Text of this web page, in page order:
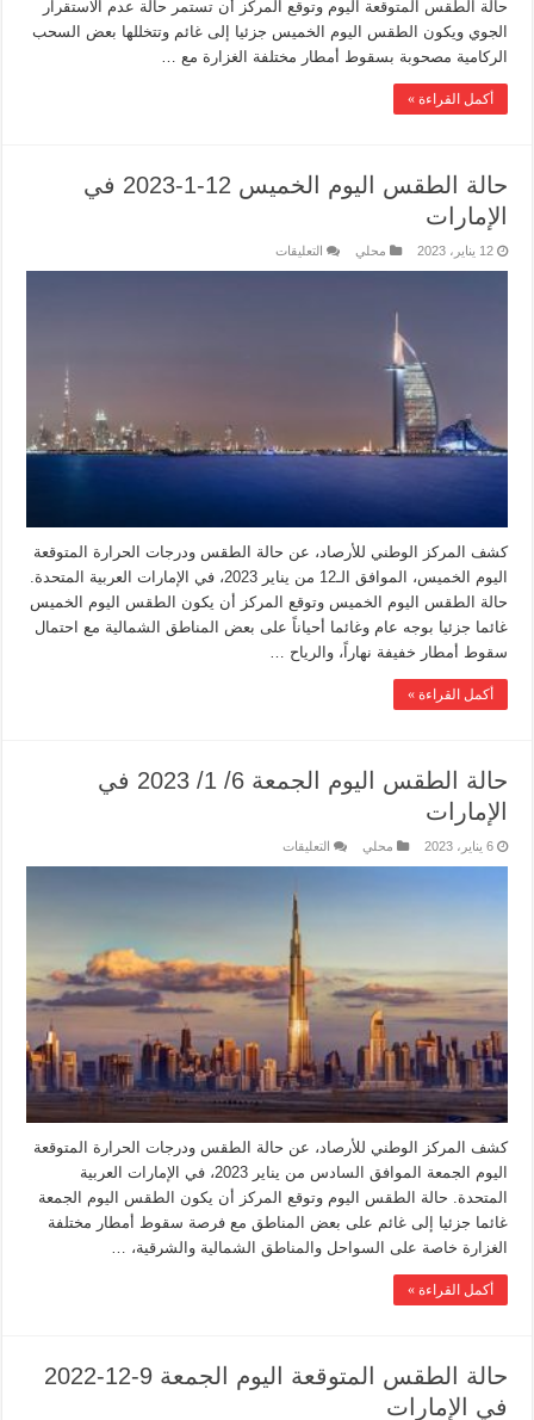
حالة الطقس المتوقعة اليوم وتوقع المركز أن تستمر حالة عدم الاستقرار
الجوي ويكون الطقس اليوم الخميس جزئيا إلى غائم وتتخللها بعض السحب
الركامية مصحوبة بسقوط أمطار مختلفة الغزارة مع …
أكمل القراءة »
حالة الطقس اليوم الخميس 12-1-2023 في
الإمارات
12 يناير، 2023 محلي التعليقات
كشف المركز الوطني للأرصاد، عن حالة الطقس ودرجات الحرارة المتوقعة
اليوم الخميس، الموافق الـ12 من يناير 2023، في الإمارات العربية المتحدة.
حالة الطقس اليوم الخميس وتوقع المركز أن يكون الطقس اليوم الخميس
غائما جزئيا بوجه عام وغائما أحياناً على بعض المناطق الشمالية مع احتمال
سقوط أمطار خفيفة نهاراً، والرياح …
أكمل القراءة »
حالة الطقس اليوم الجمعة 6/ 1/ 2023 في
الإمارات
6 يناير، 2023 محلي التعليقات
كشف المركز الوطني للأرصاد، عن حالة الطقس ودرجات الحرارة المتوقعة
اليوم الجمعة الموافق السادس من يناير 2023، في الإمارات العربية
المتحدة. حالة الطقس اليوم وتوقع المركز أن يكون الطقس اليوم الجمعة
غائما جزئيا إلى غائم على بعض المناطق مع فرصة سقوط أمطار مختلفة
الغزارة خاصة على السواحل والمناطق الشمالية والشرقية، …
أكمل القراءة »
حالة الطقس المتوقعة اليوم الجمعة 9-12-2022
في الإمارات